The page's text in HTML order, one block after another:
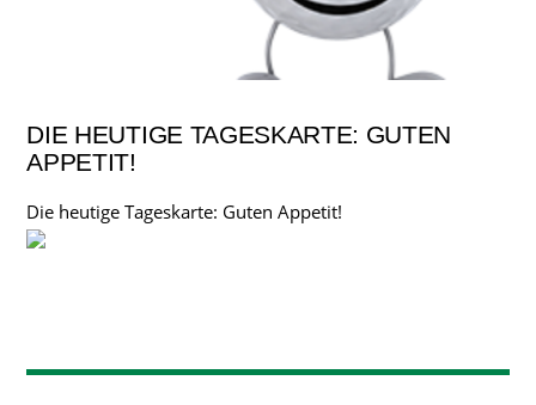
DIE HEUTIGE TAGESKARTE: GUTEN
APPETIT!
Die heutige Tageskarte: Guten Appetit!